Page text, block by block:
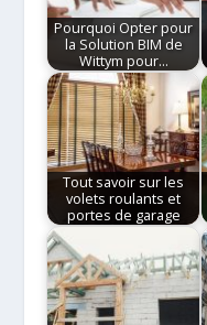
Pourquoi Opter pour
la Solution BIM de
Wittym pour…
Tout savoir sur les
volets roulants et
portes de garage